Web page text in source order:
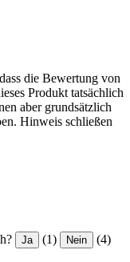
die Bewertung von
Produkt tatsächlich
aber grundsätzlich
Hinweis schließen
Ja (1) Nein (4)